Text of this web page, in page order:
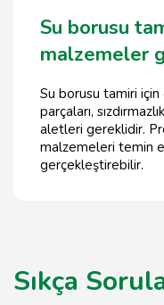
Su borusu
malzemeler
Su borusu tamiri
parçaları,
aletleri gereklidir.
malzemeleri temin
gerçekleştirebilir.
Sıkça